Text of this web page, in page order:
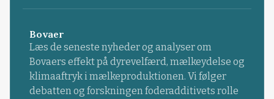
Bovaer
Læs de seneste nyheder og analyser om
Bovaers effekt på dyrevelfærd, mælkeydelse og
klimaaftryk i mælkeproduktionen. Vi følger
debatten og forskningen foderadditivets rolle